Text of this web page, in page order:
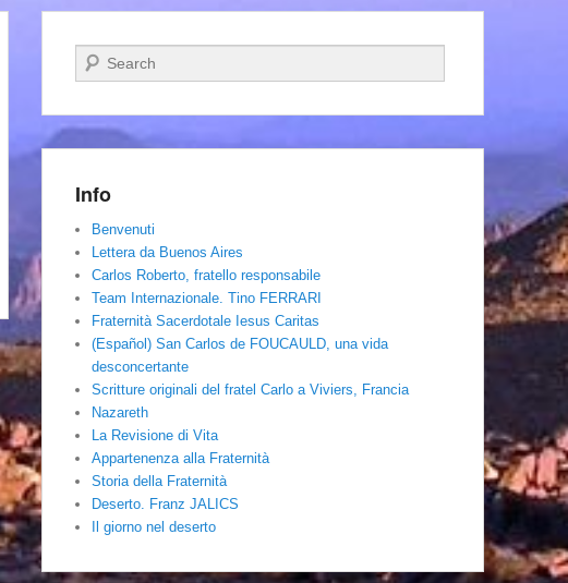
Cerca
Info
Benvenuti
Lettera da Buenos Aires
Carlos Roberto, fratello responsabile
Team Internazionale. Tino FERRARI
Fraternità Sacerdotale Iesus Caritas
(Español) San Carlos de FOUCAULD, una vida
desconcertante
Scritture originali del fratel Carlo a Viviers, Francia
Nazareth
La Revisione di Vita
Appartenenza alla Fraternità
Storia della Fraternità
Deserto. Franz JALICS
Il giorno nel deserto